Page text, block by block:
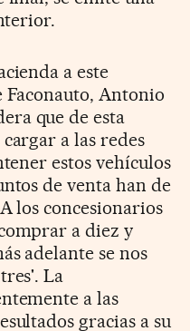
a este
Faconauto, Antonio
que de esta
a las redes
estos vehículos
de venta han de
los concesionarios
a diez y
adelante se nos
La
a las
gracias a su